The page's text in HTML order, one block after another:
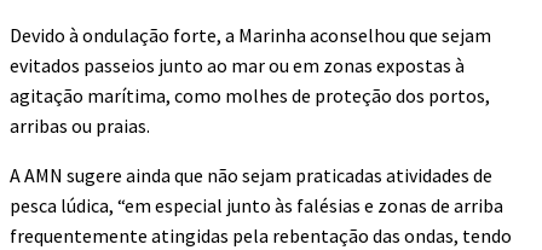
Devido à ondulação forte, a Marinha aconselhou que sejam
evitados passeios junto ao mar ou em zonas expostas à
agitação marítima, como molhes de proteção dos portos,
arribas ou praias.
A AMN sugere ainda que não sejam praticadas atividades de
pesca lúdica, “em especial junto às falésias e zonas de arriba
frequentemente atingidas pela rebentação das ondas, tendo